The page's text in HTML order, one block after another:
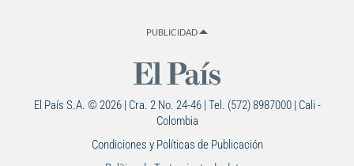
PUBLICIDAD
El País S.A. © 2026 | Cra. 2 No. 24-46 | Tel. (572) 8987000 | Cali -
Colombia
Condiciones y Políticas de Publicación